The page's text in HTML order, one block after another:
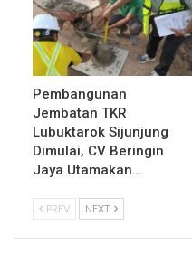
Pembangunan
Jembatan TKR
Lubuktarok Sijunjung
Dimulai, CV Beringin
Jaya Utamakan…
PREV NEXT